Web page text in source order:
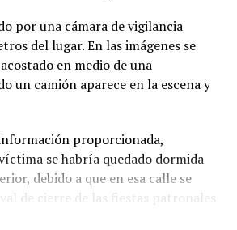
por una cámara de vigilancia
del lugar. En las imágenes se
en medio de una
un camión aparece en la escena y
proporcionada,
se habría quedado dormida
debido a que en esa calle se
de cierre de las fiestas patronales